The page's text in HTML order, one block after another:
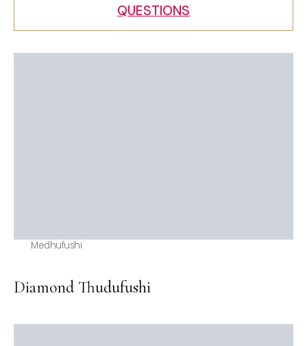
QUESTIONS
Medhufushi
Diamond Thudufushi